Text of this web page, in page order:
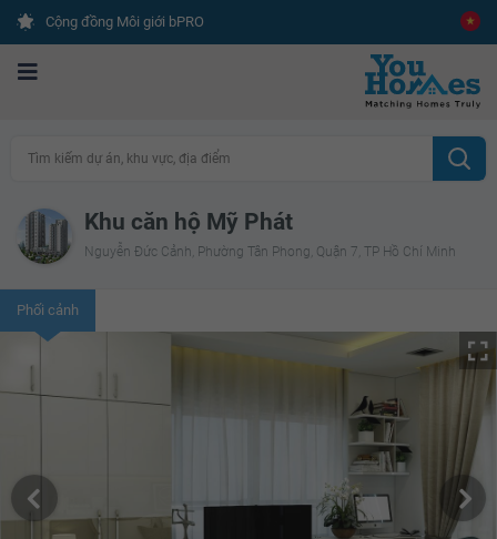
Cộng đồng Môi giới bPRO
Tìm kiếm dự án, khu vực, địa điểm
Khu căn hộ Mỹ Phát
Nguyễn Đức Cảnh, Phường Tân Phong, Quận 7, TP Hồ Chí Minh
Phối cảnh